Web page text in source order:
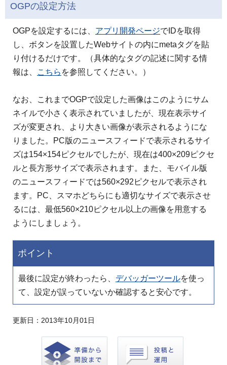
OGPの設定方法
OGPを設定するには、 アプリ開発ページでIDを取得
し、ボタンを設置したWebサイトの内にmetaタグを貼
り付けるだけです。（具体的なタグの記述に関する情
報は、
こちら を参照してください。）
なお、これまでOGPで設定した画像はこのようにサム
ネイルで小さく表示されていましたが、現在表示サイ
ズが変更され、より大きい画像が表示されるようにな
りました。PC版のニュースフィードで表示されるサイ
ズは154×154ピクセルでしたが、現在は400×209ピクセ
ルと長方形サイズで表示されます。また、モバイル版
のニュースフィードでは560×292ピクセルで表示され
ます。PC、スマホどちらにも適切なサイズで表示させ
るには、最低560×210ピクセル以上の画像を用意する
ようにしましょう。
ポイント
最後に設定が終わったら、 デバッガーツールを使っ
て、設定が誤っていないか確認すると安心です。
更新日： 2013年10月01日